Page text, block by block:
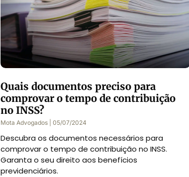
Quais documentos preciso para
comprovar o tempo de contribuição
no INSS?
Mota Advogados 05/07/2024
Descubra os documentos necessários para
comprovar o tempo de contribuição no INSS.
Garanta o seu direito aos benefícios
previdenciários.